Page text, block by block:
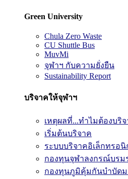
Green University
Chula Zero Waste
CU Shuttle Bus
MuvMi
จุฬาฯ กับความยั่งยืน
Sustainability Report
บริจาคให้จุฬาฯ
เหตุผลที่...ทำไมต้องบริ
เริ่มต้นบริจาค
ระบบบริจาคอิเล็กทรอนิ
กองทุนจุฬาลงกรณ์บรม
กองทุนภูมิคุ้มกันบำบัดม